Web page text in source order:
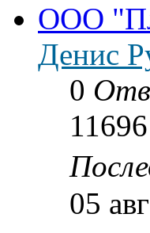
ООО
Денис
0
11696
05